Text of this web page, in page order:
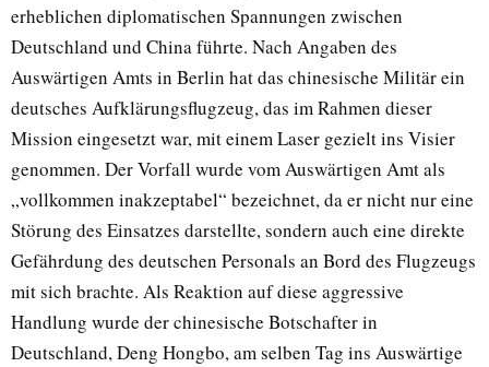
erheblichen diplomatischen Spannungen zwischen
Deutschland und China führte. Nach Angaben des
Auswärtigen Amts in Berlin hat das chinesische Militär ein
deutsches Aufklärungsflugzeug, das im Rahmen dieser
Mission eingesetzt war, mit einem Laser gezielt ins Visier
genommen. Der Vorfall wurde vom Auswärtigen Amt als
„vollkommen inakzeptabel“ bezeichnet, da er nicht nur eine
Störung des Einsatzes darstellte, sondern auch eine direkte
Gefährdung des deutschen Personals an Bord des Flugzeugs
mit sich brachte. Als Reaktion auf diese aggressive
Handlung wurde der chinesische Botschafter in
Deutschland, Deng Hongbo, am selben Tag ins Auswärtige